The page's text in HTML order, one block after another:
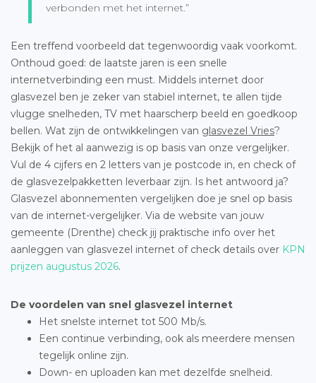
verbonden met het internet.”
Een treffend voorbeeld dat tegenwoordig vaak voorkomt.
Onthoud goed: de laatste jaren is een snelle
internetverbinding een must. Middels internet door
glasvezel ben je zeker van stabiel internet, te allen tijde
vlugge snelheden, TV met haarscherp beeld en goedkoop
bellen. Wat zijn de ontwikkelingen van glasvezel Vries?
Bekijk of het al aanwezig is op basis van onze vergelijker.
Vul de 4 cijfers en 2 letters van je postcode in, en check of
de glasvezelpakketten leverbaar zijn. Is het antwoord ja?
Glasvezel abonnementen vergelijken doe je snel op basis
van de internet-vergelijker. Via de website van jouw
gemeente (Drenthe) check jij praktische info over het
aanleggen van glasvezel internet of check details over KPN
prijzen augustus 2026.
De voordelen van snel glasvezel internet
Het snelste internet tot 500 Mb/s.
Een continue verbinding, ook als meerdere mensen
tegelijk online zijn.
Down- en uploaden kan met dezelfde snelheid.